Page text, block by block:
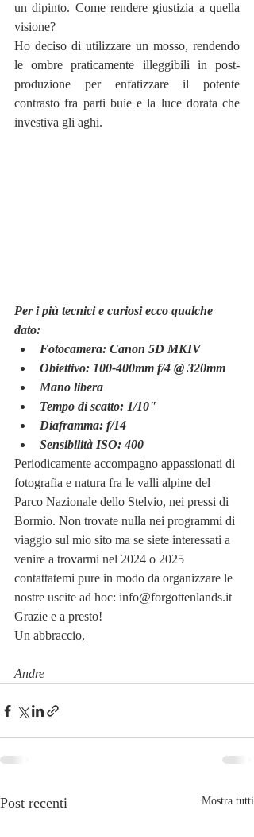
un dipinto. Come rendere giustizia a quella
visione?
Ho deciso di utilizzare un mosso, rendendo
le ombre praticamente illeggibili in post-
produzione per enfatizzare il potente
contrasto fra parti buie e la luce dorata che
investiva gli aghi.
Per i più tecnici e curiosi ecco qualche
dato:
Fotocamera: Canon 5D MKIV
Obiettivo: 100-400mm f/4 @ 320mm
Mano libera
Tempo di scatto: 1/10"
Diaframma: f/14
Sensibilità ISO: 400
Periodicamente accompagno appassionati di
fotografia e natura fra le valli alpine del
Parco Nazionale dello Stelvio, nei pressi di
Bormio. Non trovate nulla nei programmi di
viaggio sul mio sito ma se siete interessati a
venire a trovarmi nel 2024 o 2025
contattatemi pure in modo da organizzare le
nostre uscite ad hoc: info@forgottenlands.it
Grazie e a presto!
Un abbraccio,
Andre
Post recenti Mostra tutti